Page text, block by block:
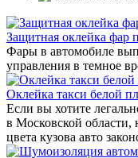
Защитная оклейка фар
Фары в автомобиле
управления в темное
Оклейка такси белой
Если вы хотите
в Московской области,
цвета кузова авто